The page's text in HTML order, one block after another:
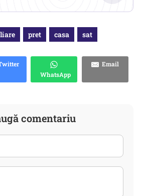
pret casa sat
WhatsApp
Email
comentariu